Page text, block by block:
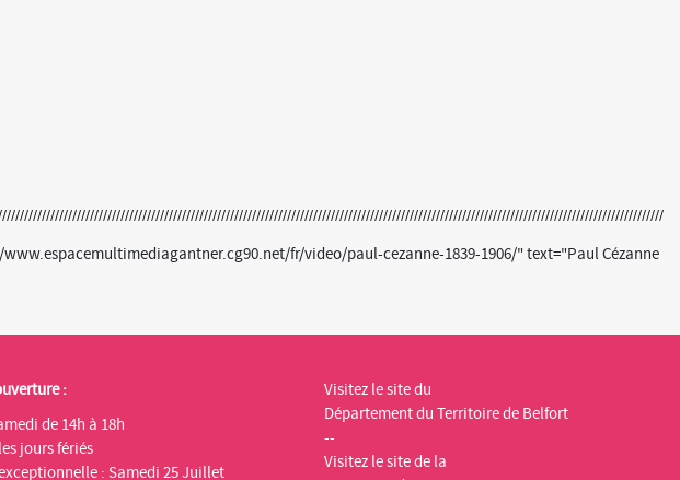
fr/video/paul-cezanne-1839-1906/" text="Paul Cézanne
:
de 14h à 18h
jours fériés
: Samedi 25 Juillet
Visitez le site du
Département du Territoire de Belfort
--
Visitez le site de la